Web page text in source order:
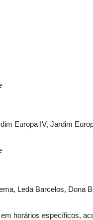
Europa IV, Jardim
Leda Barcelos, Dona
horários específicos,